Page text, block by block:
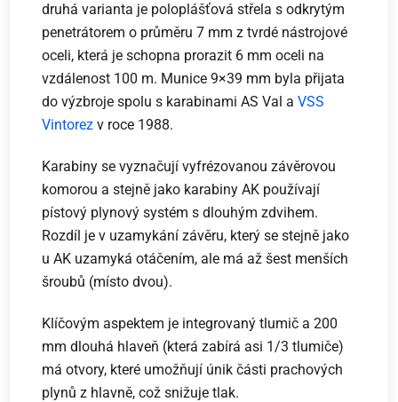
druhá varianta je poloplášťová střela s odkrytým
penetrátorem o průměru 7 mm z tvrdé nástrojové
oceli, která je schopna prorazit 6 mm oceli na
vzdálenost 100 m. Munice 9×39 mm byla přijata
do výzbroje spolu s karabinami AS Val aVSS
Vintorez v roce 1988.
Karabiny se vyznačují vyfrézovanou závěrovou
komorou a stejně jako karabiny AK používají
pístový plynový systém s dlouhým zdvihem.
Rozdíl je v uzamykání závěru, který se stejně jako
u AK uzamyká otáčením, ale má až šest menších
šroubů (místo dvou).
Klíčovým aspektem je integrovaný tlumič a 200
mm dlouhá hlaveň (která zabírá asi 1/3 tlumiče)
má otvory, které umožňují únik části prachových
plynů z hlavně, což snižuje tlak.